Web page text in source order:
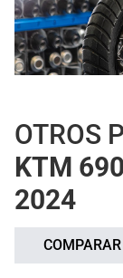
OTROS
KTM
2024
COMPARAR